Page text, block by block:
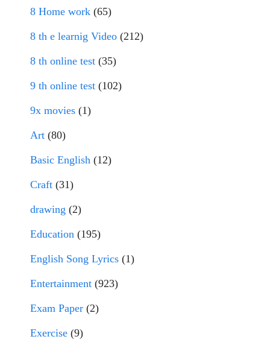
8 Home work (65)
8 th e learnig Video (212)
8 th online test (35)
9 th online test (102)
9x movies (1)
Art (80)
Basic English (12)
Craft (31)
drawing (2)
Education (195)
English Song Lyrics (1)
Entertainment (923)
Exam Paper (2)
Exercise (9)